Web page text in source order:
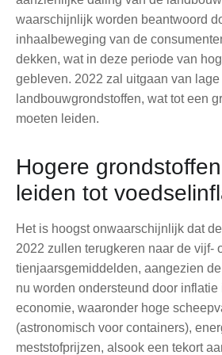
waarschijnlijk worden beantwoord
inhaalbeweging van de
dekken, wat in deze periode van
gebleven. 2022 zal uitgaan van lage
landbouwgrondstoffen, wat tot een
moeten leiden.
Hogere
leiden tot
Het is hoogst onwaarschijnlijk dat
2022 zullen terugkeren naar de vijf-
tienjaarsgemiddelden, aangezien
nu worden ondersteund door
economie, waaronder hoge
(astronomisch voor containers),
meststofprijzen, alsook een tekort